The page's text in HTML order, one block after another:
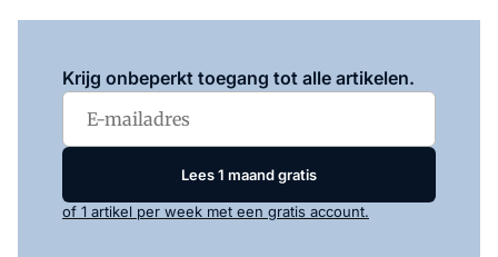
Krijg onbeperkt toegang tot alle artikelen.
Lees 1 maand gratis
of 1 artikel per week met een gratis account.